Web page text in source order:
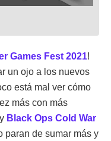
Games Fest 2021!
un ojo a los nuevos
está mal ver cómo
más con más
y Black Ops Cold War
paran de sumar más y